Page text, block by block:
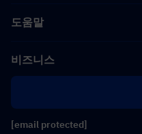
도움말
비즈니스
[email protected]